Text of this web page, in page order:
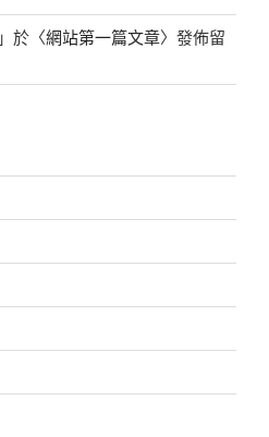
」於〈網站第一篇文章〉發佈留